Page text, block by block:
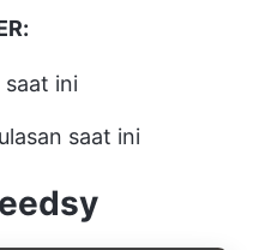
saat ini
saat ini